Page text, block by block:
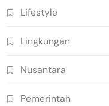
Lifestyle
Lingkungan
Nusantara
Pemerintah